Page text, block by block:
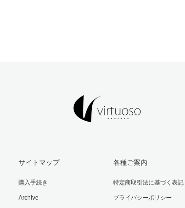
サイトマップ
購入手続き
Archive
各種ご案内
特定商取引法に基づく表記
プライバシーポリシー